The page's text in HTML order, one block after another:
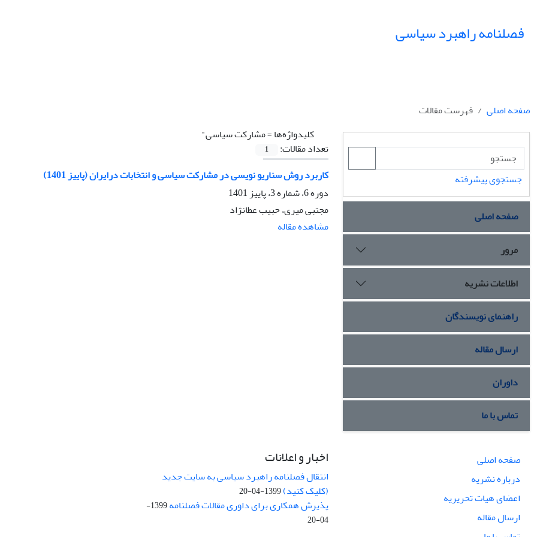
فصلنامه راهبرد سیاسی
صفحه اصلی
فهرست مقالات
کلیدواژه‌ها =مشارکت سیاسی"
تعداد مقالات:
1
کاربرد روش سناریو نویسی در مشارکت سیاسی و انتخابات درایران (پاییز 1401)
دوره 6، شماره 3، پاییز 1401
مجتبی میری، حبیب عطانژاد
مشاهده مقاله
جستجوی پیشرفته
صفحه اصلی
مرور
اطلاعات نشریه
راهنمای نویسندگان
ارسال مقاله
داوران
تماس با ما
صفحه اصلی
درباره نشریه
اعضای هیات تحریریه
ارسال مقاله
اخبار و اعلانات
انتقال فصلنامه راهبرد سیاسی به سایت جدید
(کلیک کنید)1399-04-20
پذیرش همکاری برای داوری مقالات فصلنامه
1399-
04-20